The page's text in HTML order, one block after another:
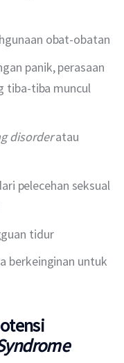
obat-obatan
panik, perasaan
tiba-tiba muncul
disorderatau
pelecehan seksual
tidur
berkeinginan untuk